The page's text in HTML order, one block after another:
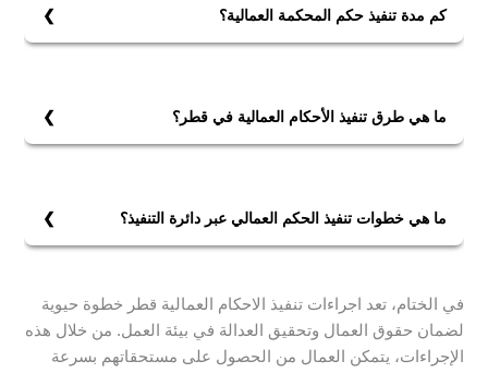
كم مدة تنفيذ حكم المحكمة العمالية؟
إذا كان صاحب العمل هو السبب في إنهاء علاقة العمل. يتم
للعقوبة.
ما هي طرق تنفيذ الأحكام العمالية في قطر؟
2- دور لجان فض المنازعات العمالية.
وتسريع التنفيذ، مما يضمن حقوق العمال ويعزز بيئة العمل
العادلة.
ما هي خطوات تنفيذ الحكم العمالي عبر دائرة التنفيذ؟
2- تعيين قاضي تنفيذ للإشراف على العملية، وإصدار
القرارات والأوامر اللازمة.
3- يتم الربط الإلكتروني بين الجهات الحكومية لتسهيل
في الختام، تعد اجراءات تنفيذ الاحكام العمالية قطر خطوة حيوية
لضمان حقوق العمال وتحقيق العدالة في بيئة العمل. من خلال هذه
الإجراءات، يتمكن العمال من الحصول على مستحقاتهم بسرعة